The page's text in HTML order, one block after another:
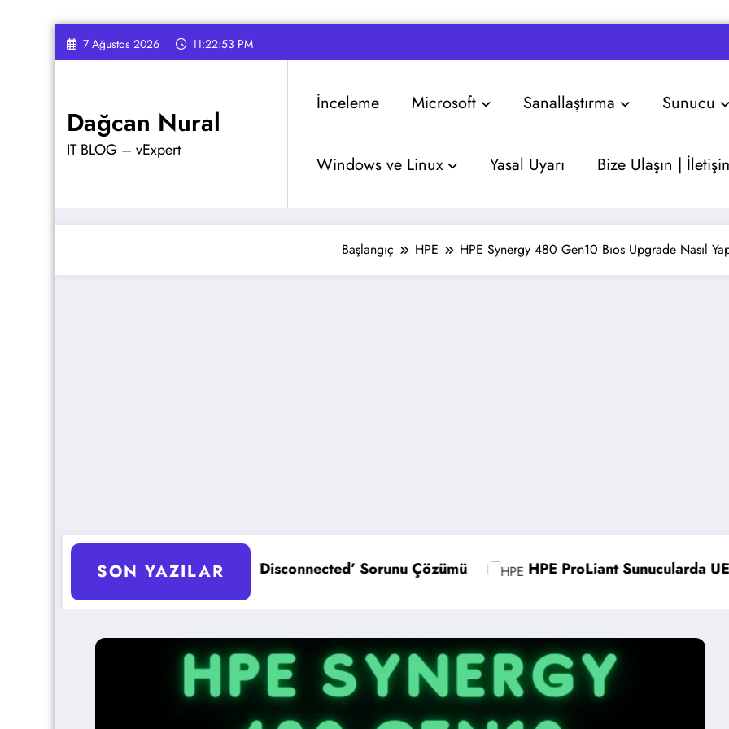
İçeriğe
atla
7 Ağustos 2026 11:22:54 PM
Dağcan Nural
IT BLOG – vExpert
İnceleme Microsoft Sanallaştırma Sunucu
Windows ve Linux Yasal Uyarı Bize Ulaşın |
Başlangıç HPE HPE Synergy 480 Gen10 Bıos Upgrade Nasıl
SON YAZILAR
Host ‘Disconnected’ Sorunu Çözümü HPE ProLiant Sunucularda UEFI Ayarlarını Optimize Etme